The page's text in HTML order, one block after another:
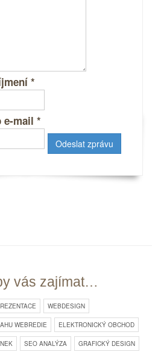
*
e-mail *
vás zajímat…
WEBDESIGN
WEBREDIE ELEKTRONICKÝ OBCHOD
SEO ANALÝZA GRAFICKÝ DESIGN